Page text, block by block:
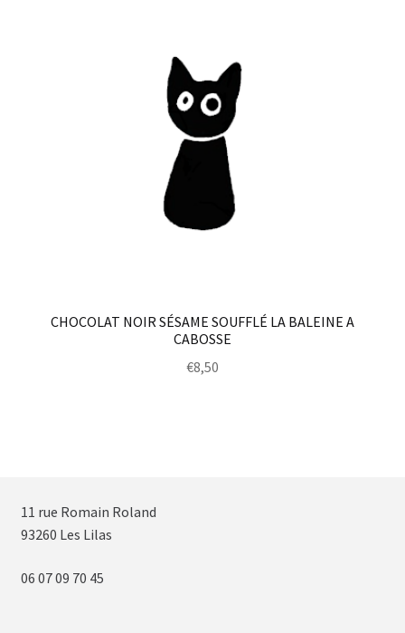
CHOCOLAT NOIR SÉSAME SOUFFLÉ LA BALEINE A
CABOSSE
€8,50
11 rue Romain Roland
93260 Les Lilas
06 07 09 70 45